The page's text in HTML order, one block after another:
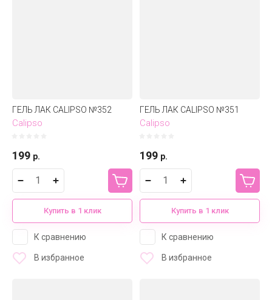
ГЕЛЬ ЛАК CALIPSO №352
Calipso
199 р.
Купить в 1 клик
К сравнению
В избранное
ГЕЛЬ ЛАК CALIPSO №351
Calipso
199 р.
Купить в 1 клик
К сравнению
В избранное